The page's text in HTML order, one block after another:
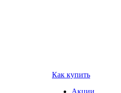
Как купить
Акции